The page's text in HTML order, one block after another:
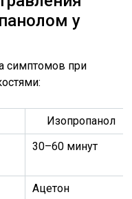
у
симптомов при
Изопропанол
30–60 минут
Ацетон